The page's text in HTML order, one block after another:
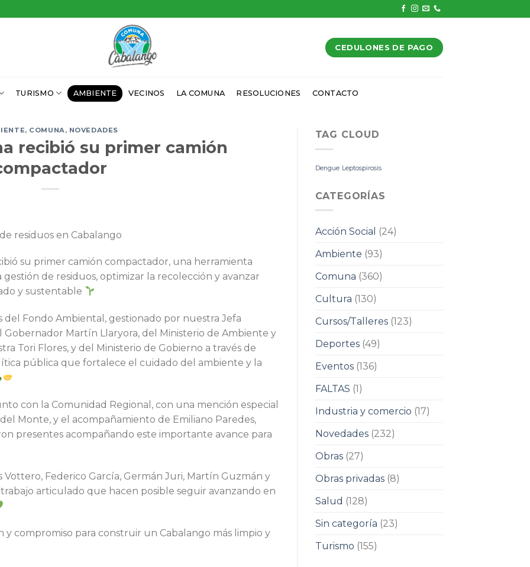
CEDULONES DE PAGO
TURISMO AMBIENTE VECINOS LA COMUNA RESOLUCIONES CONTACTO
, COMUNA, NOVEDADES
recibió su primer camión
residuos en Cabalango
su primer camión compactador, una herramienta
de residuos, optimizar la recolección y avanzar
y sustentable
del Fondo Ambiental, gestionado por nuestra Jefa
Martín Llaryora, del Ministerio de Ambiente y
Tori Flores, y del Ministerio de Gobierno a través de
pública que fortalece el cuidado del ambiente y la
con la Comunidad Regional, con una mención especial
Monte, y el acompañamiento de Emiliano Paredes,
presentes acompañando este importante avance para
Vottero, Federico García, Germán Juri, Martín Guzmán y
articulado que hacen posible seguir avanzando en
compromiso para construir un Cabalango más limpio y
TAG CLOUD
Dengue Leptospirosis
CATEGORÍAS
Acción Social
(24)
Ambiente (93)
Comuna (360)
Cultura (130)
Cursos/Talleres(123)
Deportes(49)
Eventos(136)
FALTAS (1)
Industria y comercio (17)
Novedades(232)
Obras(27)
Obras privadas(8)
Salud (128)
Sin categoría (23)
Turismo (155)